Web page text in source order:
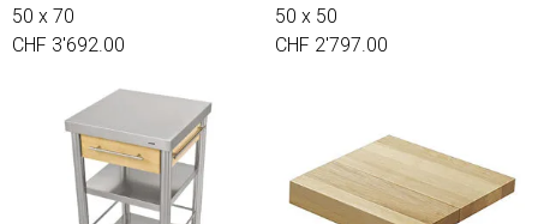
50 x 70
CHF 3'692.00
50 x 50
CHF 2'797.00